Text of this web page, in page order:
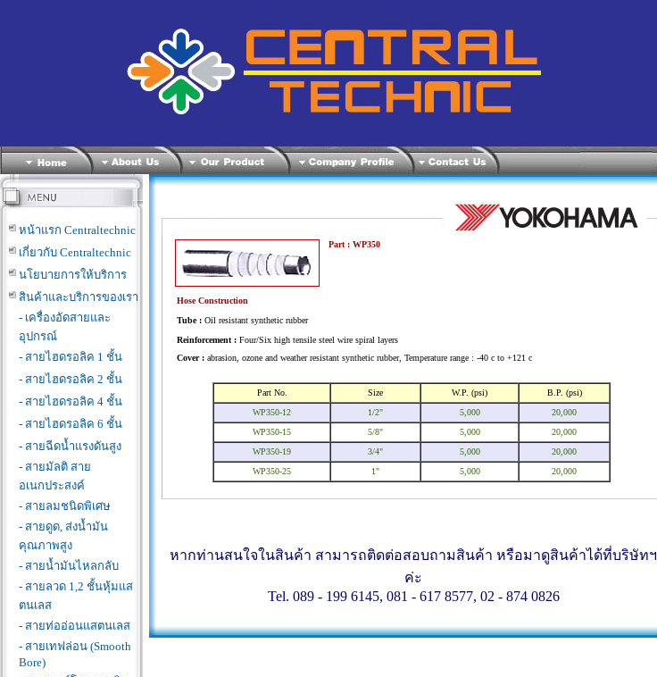
หน้าแรก Centraltechnic
เกี่ยวกับ Centraltechnic
นโยบายการให้บริการ
สินค้าและบริการของเรา
- เครื่องอัดสายและ
อุปกรณ์
- สายไฮดรอลิค 1 ชั้น
- สายไฮดรอลิค 2 ชั้น
- สายไฮดรอลิค 4 ชั้น
- สายไฮดรอลิค 6 ชั้น
- สายฉีดน้ำแรงดันสูง
- สายมัลติ สาย
อเนกประสงค์
- สายลมชนิดพิเศษ
- สายดูด, ส่งน้ำมัน
คุณภาพสูง
- สายน้ำมันไหลกลับ
- สายลวด 1,2 ชั้นหุ้มแส
ตนเลส
- สายท่ออ่อนแสตนเลส
- สายเทฟล่อน (Smooth
Bore)
Part : WP350
Hose Construction
Tube : Oil resistant synthetic rubber
Reinforcement : Four/Six high tensile steel wire spiral layers
Cover : abrasion, ozone and weather resistant synthetic rubber, Temperature range : -40 c to +121 c
Part No. Size W.P. (psi)
B.P. (psi)
WP350-12
1/2" 5,000
20,000
WP350-15
5/8" 5,000
20,000
WP350-19
3/4" 5,000
20,000
WP350-25
1" 5,000 20,000
หากท่านสนใจในสินค้า สามารถติดต่อสอบถามสินค้า หรือมาดูสินค้าได้ที่บริษัทฯ
ค่ะ
Tel. 089 - 199 6145, 081 - 617 8577, 02 - 874 0826